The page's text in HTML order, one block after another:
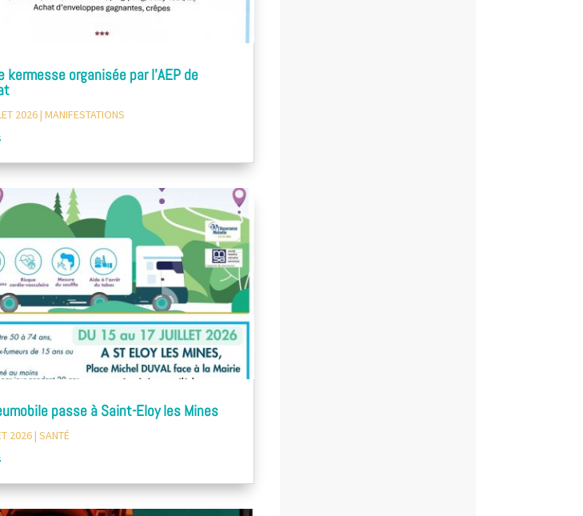
kermesse organisée par l’AEP de
2026| MANIFESTATIONS
passe à Saint-Eloy les Mines
2026| SANTÉ